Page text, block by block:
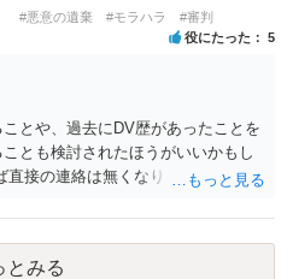
#悪意の遺棄 #モラハラ #審判
役にたった 5
とや、過去にDV歴があったことを
とも検討されたほうがいいかもし
接の連絡は無くなりますので、ご
と見受けられますので、一度弁護
ことをお勧め致します。
とみる